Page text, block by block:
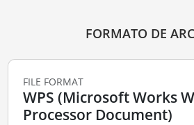
FORMATO DE
FILE FORMAT
WPS (Microsoft Works
Processor Document)